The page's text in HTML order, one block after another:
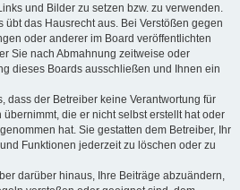
und Bilder zu setzen bzw. zu verwenden.
übt das Hausrecht aus. Bei Verstößen gegen
oder anderer im Board veröffentlichten
Sie nach Abmahnung zeitweise oder
dieses Boards ausschließen und Ihnen ein
dass der Betreiber keine Verantwortung für
die er nicht selbst erstellt hat oder
hat. Sie gestatten dem Betreiber, Ihr
Funktionen jederzeit zu löschen oder zu
darüber hinaus, Ihre Beiträge abzuändern,